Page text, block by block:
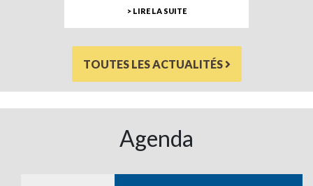
> LIRE LA SUITE
TOUTES LES ACTUALITÉS
Agenda